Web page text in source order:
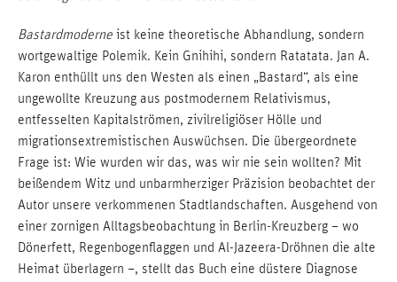
Bastardmoderne ist keine theoretische Abhandlung, sondern
wortgewaltige Polemik. Kein Gnihihi, sondern Ratatata. Jan A.
Karon enthüllt uns den Westen als einen „Bastard“, als eine
ungewollte Kreuzung aus postmodernem Relativismus,
entfesselten Kapitalströmen, zivilreligiöser Hölle und
migrationsextremistischen Auswüchsen. Die übergeordnete
Frage ist: Wie wurden wir das, was wir nie sein wollten? Mit
beißendem Witz und unbarmherziger Präzision beobachtet der
Autor unsere verkommenen Stadtlandschaften. Ausgehend von
einer zornigen Alltagsbeobachtung in Berlin-Kreuzberg – wo
Dönerfett, Regenbogenflaggen und Al-Jazeera-Dröhnen die alte
Heimat überlagern –, stellt das Buch eine düstere Diagnose